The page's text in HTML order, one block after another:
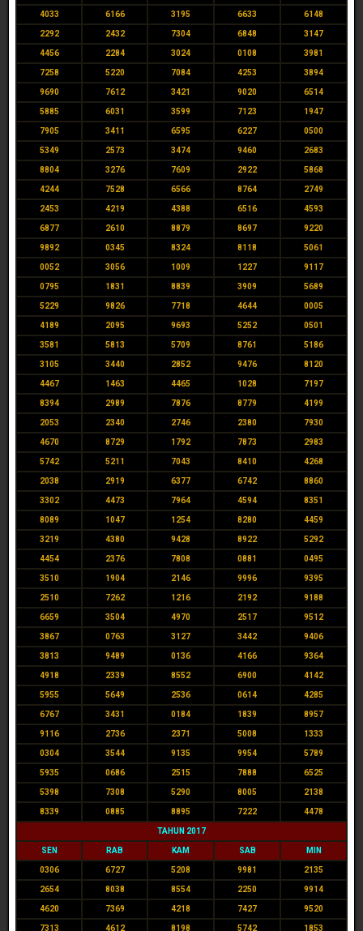
4033 6166 3195 6633 6148
2292 2432 7304 6848 3147
4456 2284 3024 0108 3981
7258 5220 7084 4253 3894
9690 7612 3421 9020 6514
5885 6031 3599 7123 1947
7905 3411 6595 6227 0500
5349 2573 3474 9460 2683
8804 3276 7609 2922 5868
4244 7528 6566 8764 2749
2453 4219 4388 6516 4593
6877 2610 8879 8697 9220
9892 0345 8324 8118 5061
0052 3056 1009 1227 9117
0795 1831 8839 3909 5689
5229 9826 7718 4644 0005
4189 2095 9693 5252 0501
3581 5813 5709 8761 5186
3105 3440 2852 9476 8120
4467 1463 4465 1028 7197
8394 2989 7876 8779 4199
2053 2340 2746 2380 7930
4670 8729 1792 7873 2983
5742 5211 7043 8410 4268
2038 2919 6377 6742 8860
3302 4473 7964 4594 8351
8089 1047 1254 8280 4459
3219 4380 9428 8922 5292
4454 2376 7808 0881 0495
3510 1904 2146 9996 9395
2510 7262 1216 2192 9188
6659 3504 4970 2517 9512
3867 0763 3127 3442 9406
3813 9489 0136 4166 9364
4918 2339 8552 6900 4142
5955 5649 2536 0614 4285
6767 3431 0184 1839 8957
9116 2736 2371 5008 1333
0304 3544 9135 9954 5789
5935 0686 2515 7888 6525
5398 7308 5290 8005 2138
8339 0885 8895 7222 4478
TAHUN 2017
SEN RAB KAM SAB MIN
0306 6727 5208 9981 2135
2654 8038 8554 2250 9914
4620 7369 4218 7427 9520
7313 4612 8198 5742 1853